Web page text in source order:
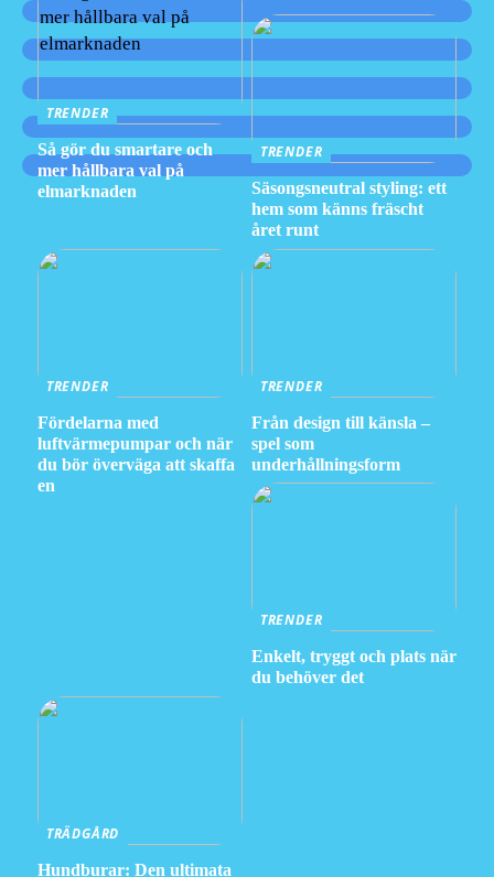
TRENDER
Så gör du smartare och
mer hållbara val på
elmarknaden
TRENDER
Säsongsneutral styling: ett
hem som känns fräscht
året runt
TRENDER
Fördelarna med
luftvärmepumpar och när
du bör överväga att skaffa
en
TRENDER
Från design till känsla –
spel som
underhållningsform
TRENDER
Enkelt, tryggt och plats när
du behöver det
TRÄDGÅRD
Hundburar: Den ultimata